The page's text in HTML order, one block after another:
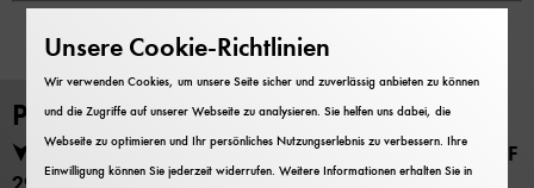
PDF Download
Kultur und Technik Heft 2 (1977) herunterladen (PDF
Unsere Cookie-Richtlinien
Wir verwenden Cookies, um unsere Seite sicher und zuverlässig anbieten zu können
und die Zugriffe auf unserer Webseite zu analysieren. Sie helfen uns dabei, die
Webseite zu optimieren und Ihr persönliches Nutzungserlebnis zu verbessern. Ihre
Einwilligung können Sie jederzeit widerrufen. Weitere Informationen erhalten Sie in